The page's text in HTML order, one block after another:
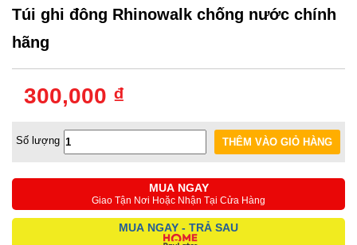
Túi ghi đông Rhinowalk chống nước chính
hãng
300,000 ₫
Số lượng
MUA NGAY
Giao Tận Nơi Hoặc Nhận Tại Cửa Hàng
MUA NGAY - TRẢ SAU